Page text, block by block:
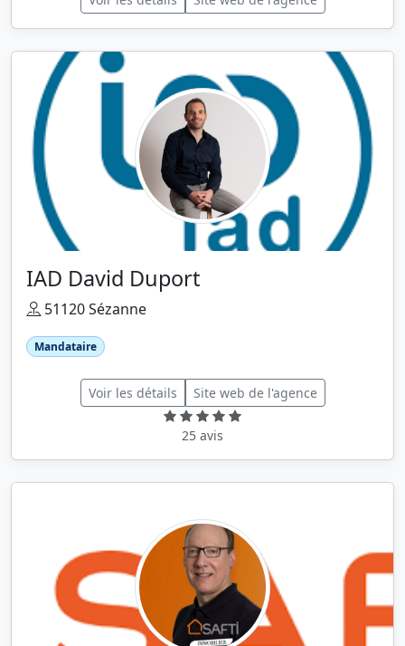
IAD David Duport
51120 Sézanne
Mandataire
Voir les détails Site web de l'agence
25 avis